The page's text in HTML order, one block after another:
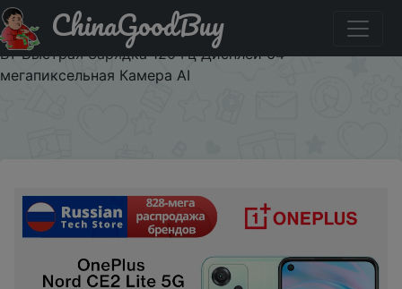
Придбати по знижці OnePlus Nord CE 2 Lite Глобальная
Версия Смартфоны Snapdragon 695 5G 8 ГБ 128 ГБ 33
Вт Быстрая Зарядка 120 Гц Дисплей 64-
мегапиксельная Камера AI
ChinaGoodBuy